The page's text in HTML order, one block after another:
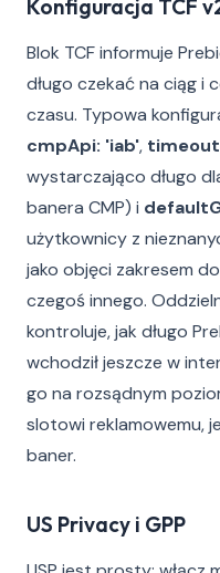
Konfiguracja TCF
Blok TCF informuje
długo czekać na ciąg i
czasu. Typowa
cmpApi: 'iab',
wystarczająco długo
banera CMP) i
użytkownicy z
jako objęci zakresem
czegoś innego.
kontroluje, jak długo
wchodził jeszcze w
go na rozsądnym
slotowi reklamowemu,
baner.
US Privacy i GPP